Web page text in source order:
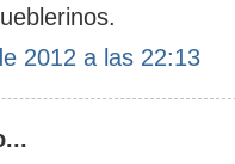
2012 a las 22:13